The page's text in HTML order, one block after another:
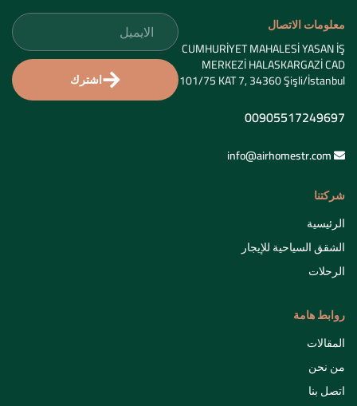
معلومات الاتصال
CUMHURİYET MAHALESİ YASAN İŞ
MERKEZİ HALASKARGAZİ CAD
101/75 KAT 7, 34360 Şişli/İstanbul
00905517249697
info@airhomestr.com
شركتنا
الرئيسية
الشقق السياحية للإيجار
الرحلات
روابط هامة
المقالات
من نحن
اتصل بنا
اشترك